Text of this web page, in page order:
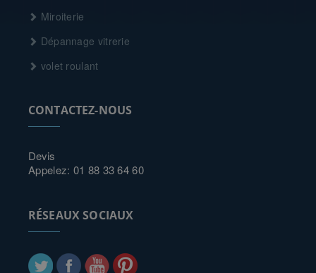
Miroiterie
Dépannage vitrerie
volet roulant
CONTACTEZ-NOUS
Devis
Appelez: 01 88 33 64 60
RÉSEAUX SOCIAUX